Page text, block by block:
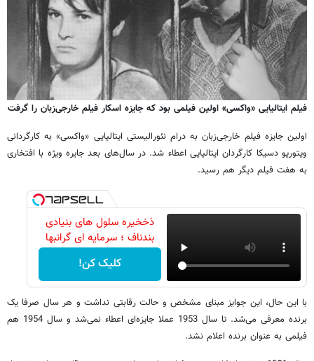
فیلم ایتالیایی «واکسی» اولین فیلمی بود که جایزه اسکار فیلم خارجی‌زبان را گرفت
اولین جایزه فیلم خارجی‌زبان به درام نئورالیستی ایتالیایی «واکسی» به کارگردانی
ویتوریو دسیکا کارگردان ایتالیایی اعطاء شد. در سال‌های بعد جایره ویژه با افتخاری
به هفت فیلم دیگر هم رسید.
ذخخیره سلول های بنیادی
بندناف ؛ سرمایه ای گرانبها
کلیک کن!
با این حال، این جوایز مبنای مشخص و حالت رقابتی نداشت و هر سال صرفا یک
برنده معرفی می‌شد. تا سال 1953 عملا جایزه‌ای اعطاء نمی‌شد و سال 1954 هم
فیلمی به عنوان برنده اعلام نشد.